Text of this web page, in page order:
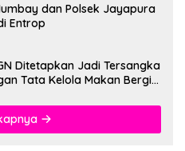
dan Polsek Jayapura
Entrop
Ditetapkan Jadi Tersangka
Tata Kelola Makan Bergizi